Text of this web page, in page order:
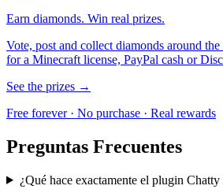
Earn diamonds. Win real prizes.
Vote, post and collect diamonds around
for a Minecraft license, PayPal cash or
See the prizes →
Free forever · No purchase · Real rewards
Preguntas Frecuentes
¿Qué hace exactamente el plugin